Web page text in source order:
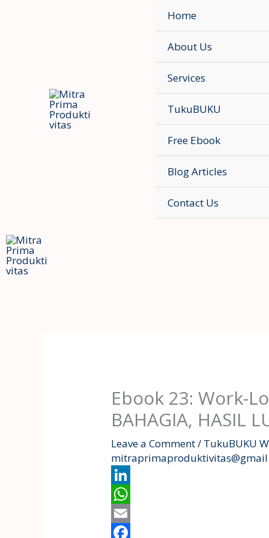
Home
About Us
Services
TukuBUKU
Free Ebook
Blog Articles
Contact Us
Ebook 23: Work-
BAHAGIA, HASIL
Leave a Comment/ TukuBUKU
L
i
n
W
h
E